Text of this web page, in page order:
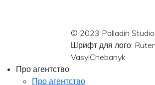
© 2023 Palladin
Шрифт для лого:
VasylChebanyk
Про агентство
Про агентство